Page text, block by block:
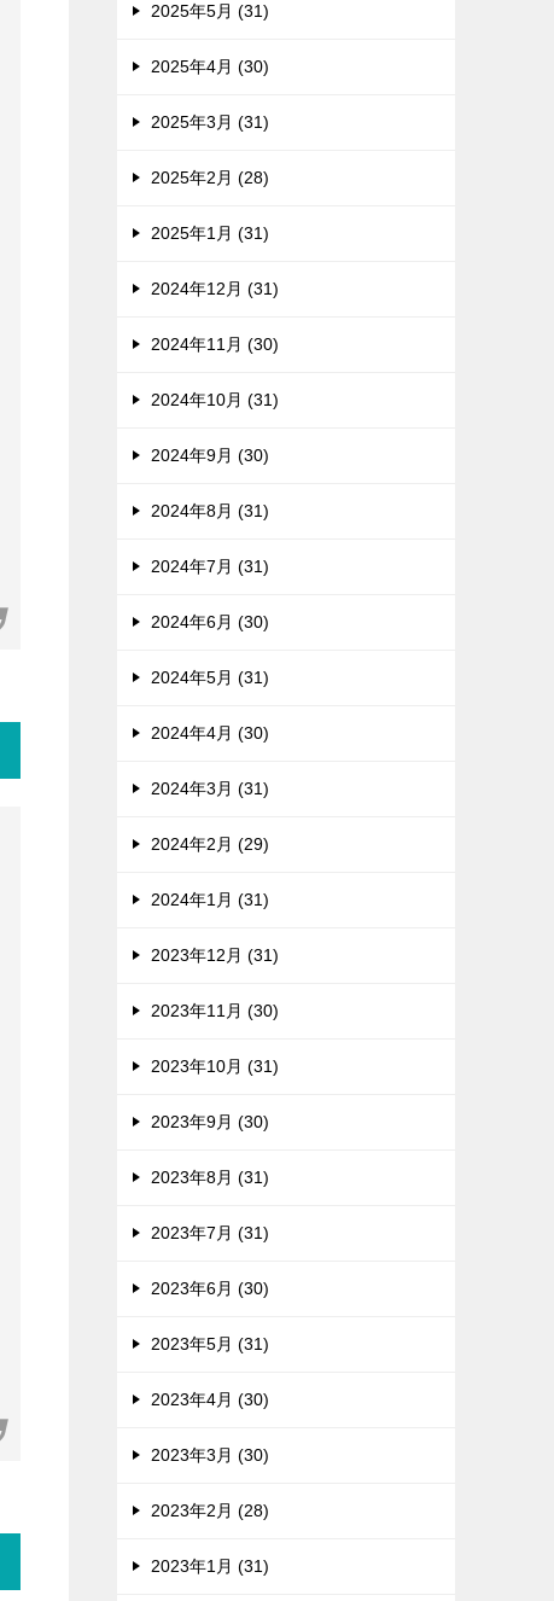
2025年5月 (31)
2025年4月 (30)
2025年3月 (31)
2025年2月 (28)
2025年1月 (31)
2024年12月 (31)
2024年11月 (30)
2024年10月 (31)
2024年9月 (30)
2024年8月 (31)
2024年7月 (31)
2024年6月 (30)
2024年5月 (31)
2024年4月 (30)
2024年3月 (31)
2024年2月 (29)
2024年1月 (31)
2023年12月 (31)
2023年11月 (30)
2023年10月 (31)
2023年9月 (30)
2023年8月 (31)
2023年7月 (31)
2023年6月 (30)
2023年5月 (31)
2023年4月 (30)
2023年3月 (30)
2023年2月 (28)
2023年1月 (31)